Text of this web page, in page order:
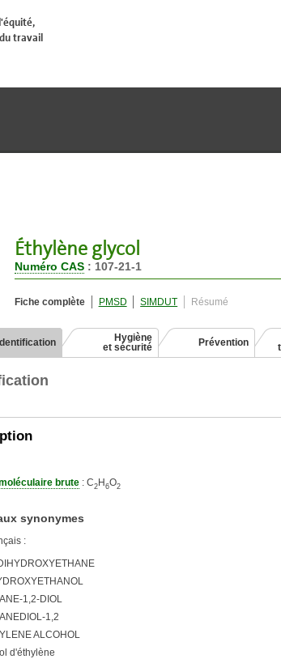
travail
Éthylène glycol
Numéro CAS : 107-21-1
Fiche complète PMSD SIMDUT Résumé
Identification
Hygiène
et sécurité
Prévention
brute : C2 H 6O2
synonymes
:
1,2-DIOL
1,2
ALCOHOL
d'éthylène